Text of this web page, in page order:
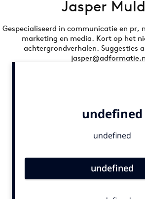
Campagnes
Carriere
Contentmarketing
Effectiviteit
Jasper
Gespecialiseerd in communicatie en pr,
marketing en media. Kort op het
achtergrondverhalen. Suggesties